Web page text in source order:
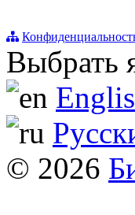
Выбрать
© 2026